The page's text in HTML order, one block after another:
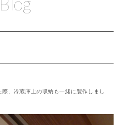
際、冷蔵庫上の収納も一緒に製作しまし